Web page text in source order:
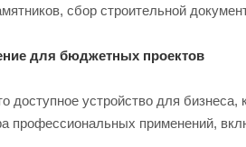
сбор строительной
для бюджетных проектов
доступное устройство для
профессиональных применений,